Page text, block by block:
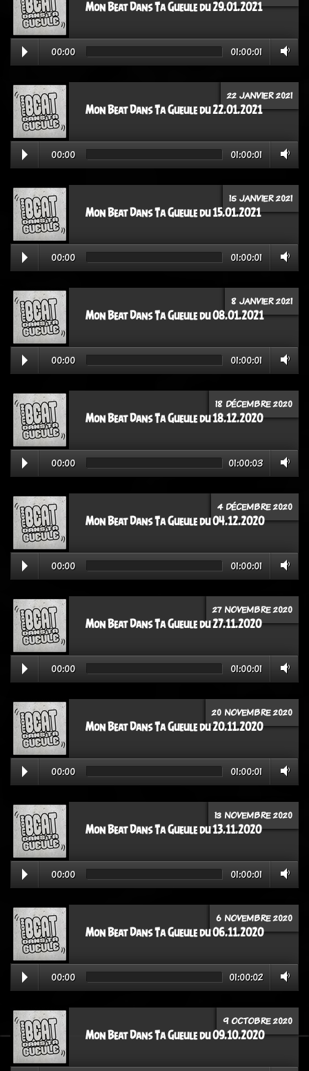
Mon Beat Dans Ta Gueule du 29.01.2021
00:00 01:00:01
22 JANVIER 2021
Mon Beat Dans Ta Gueule du 22.01.2021
00:00 01:00:01
15 JANVIER 2021
Mon Beat Dans Ta Gueule du 15.01.2021
00:00 01:00:01
8 JANVIER 2021
Mon Beat Dans Ta Gueule du 08.01.2021
00:00 01:00:01
18 DÉCEMBRE 2020
Mon Beat Dans Ta Gueule du 18.12.2020
00:00 01:00:03
4 DÉCEMBRE 2020
Mon Beat Dans Ta Gueule du 04.12.2020
00:00 01:00:01
27 NOVEMBRE 2020
Mon Beat Dans Ta Gueule du 27.11.2020
00:00 01:00:01
20 NOVEMBRE 2020
Mon Beat Dans Ta Gueule du 20.11.2020
00:00 01:00:01
13 NOVEMBRE 2020
Mon Beat Dans Ta Gueule du 13.11.2020
00:00 01:00:01
6 NOVEMBRE 2020
Mon Beat Dans Ta Gueule du 06.11.2020
00:00 01:00:02
9 OCTOBRE 2020
Mon Beat Dans Ta Gueule du 09.10.2020